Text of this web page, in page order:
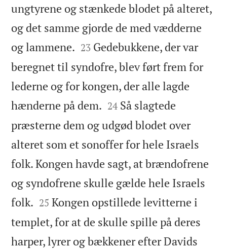
ungtyrene og stænkede blodet på alteret,
og det samme gjorde de med vædderne
og lammene. 

23 Gedebukkene, der var
beregnet til syndofre, blev ført frem for
lederne og for kongen, der alle lagde
hænderne på dem. 

24 Så slagtede
præsterne dem og udgød blodet over
alteret som et sonoffer for hele Israels
folk. Kongen havde sagt, at brændofrene
og syndofrene skulle gælde hele Israels
folk. 

25 Kongen opstillede levitterne i
templet, for at de skulle spille på deres
harper, lyrer og bækkener efter Davids